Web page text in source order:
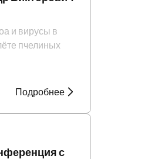
и вирусы в
пчелиных
Подробнее
с